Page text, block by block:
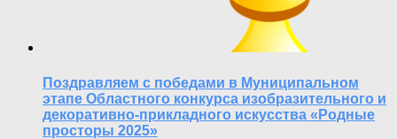
Поздравляем с победами в Муниципальном
этапе Областного конкурса изобразительного и
декоративно-прикладного искусства «Родные
просторы 2025»